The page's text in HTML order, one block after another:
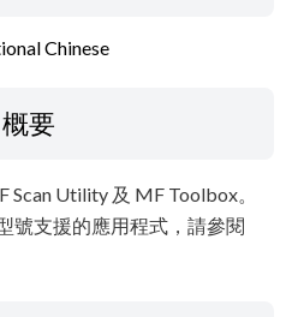
Chinese
概要
Utility 及 MF Toolbox。
號支援的應用程式，請參閱